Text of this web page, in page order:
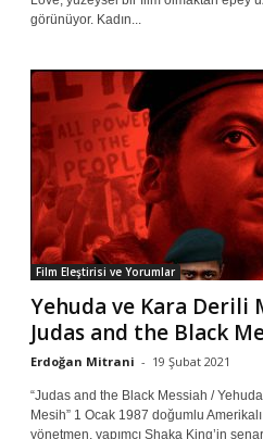
görünüyor. Kadın...
Film Eleştirisi ve Yorumlar
Yehuda ve Kara Derili
Judas and the Black
Erdoğan Mitrani - 19 Şubat 2021
“Judas and the Black Messiah /
Mesih” 1 Ocak 1987 doğumlu
yönetmen, yapımcı Shaka King’in